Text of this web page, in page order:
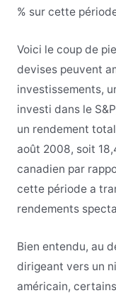
% sur cette
Voici le coup de
devises peuvent
investissements,
investi dans le
un rendement
août 2008, soit
canadien par
cette période a
rendements
Bien entendu, au
dirigeant vers un
américain,